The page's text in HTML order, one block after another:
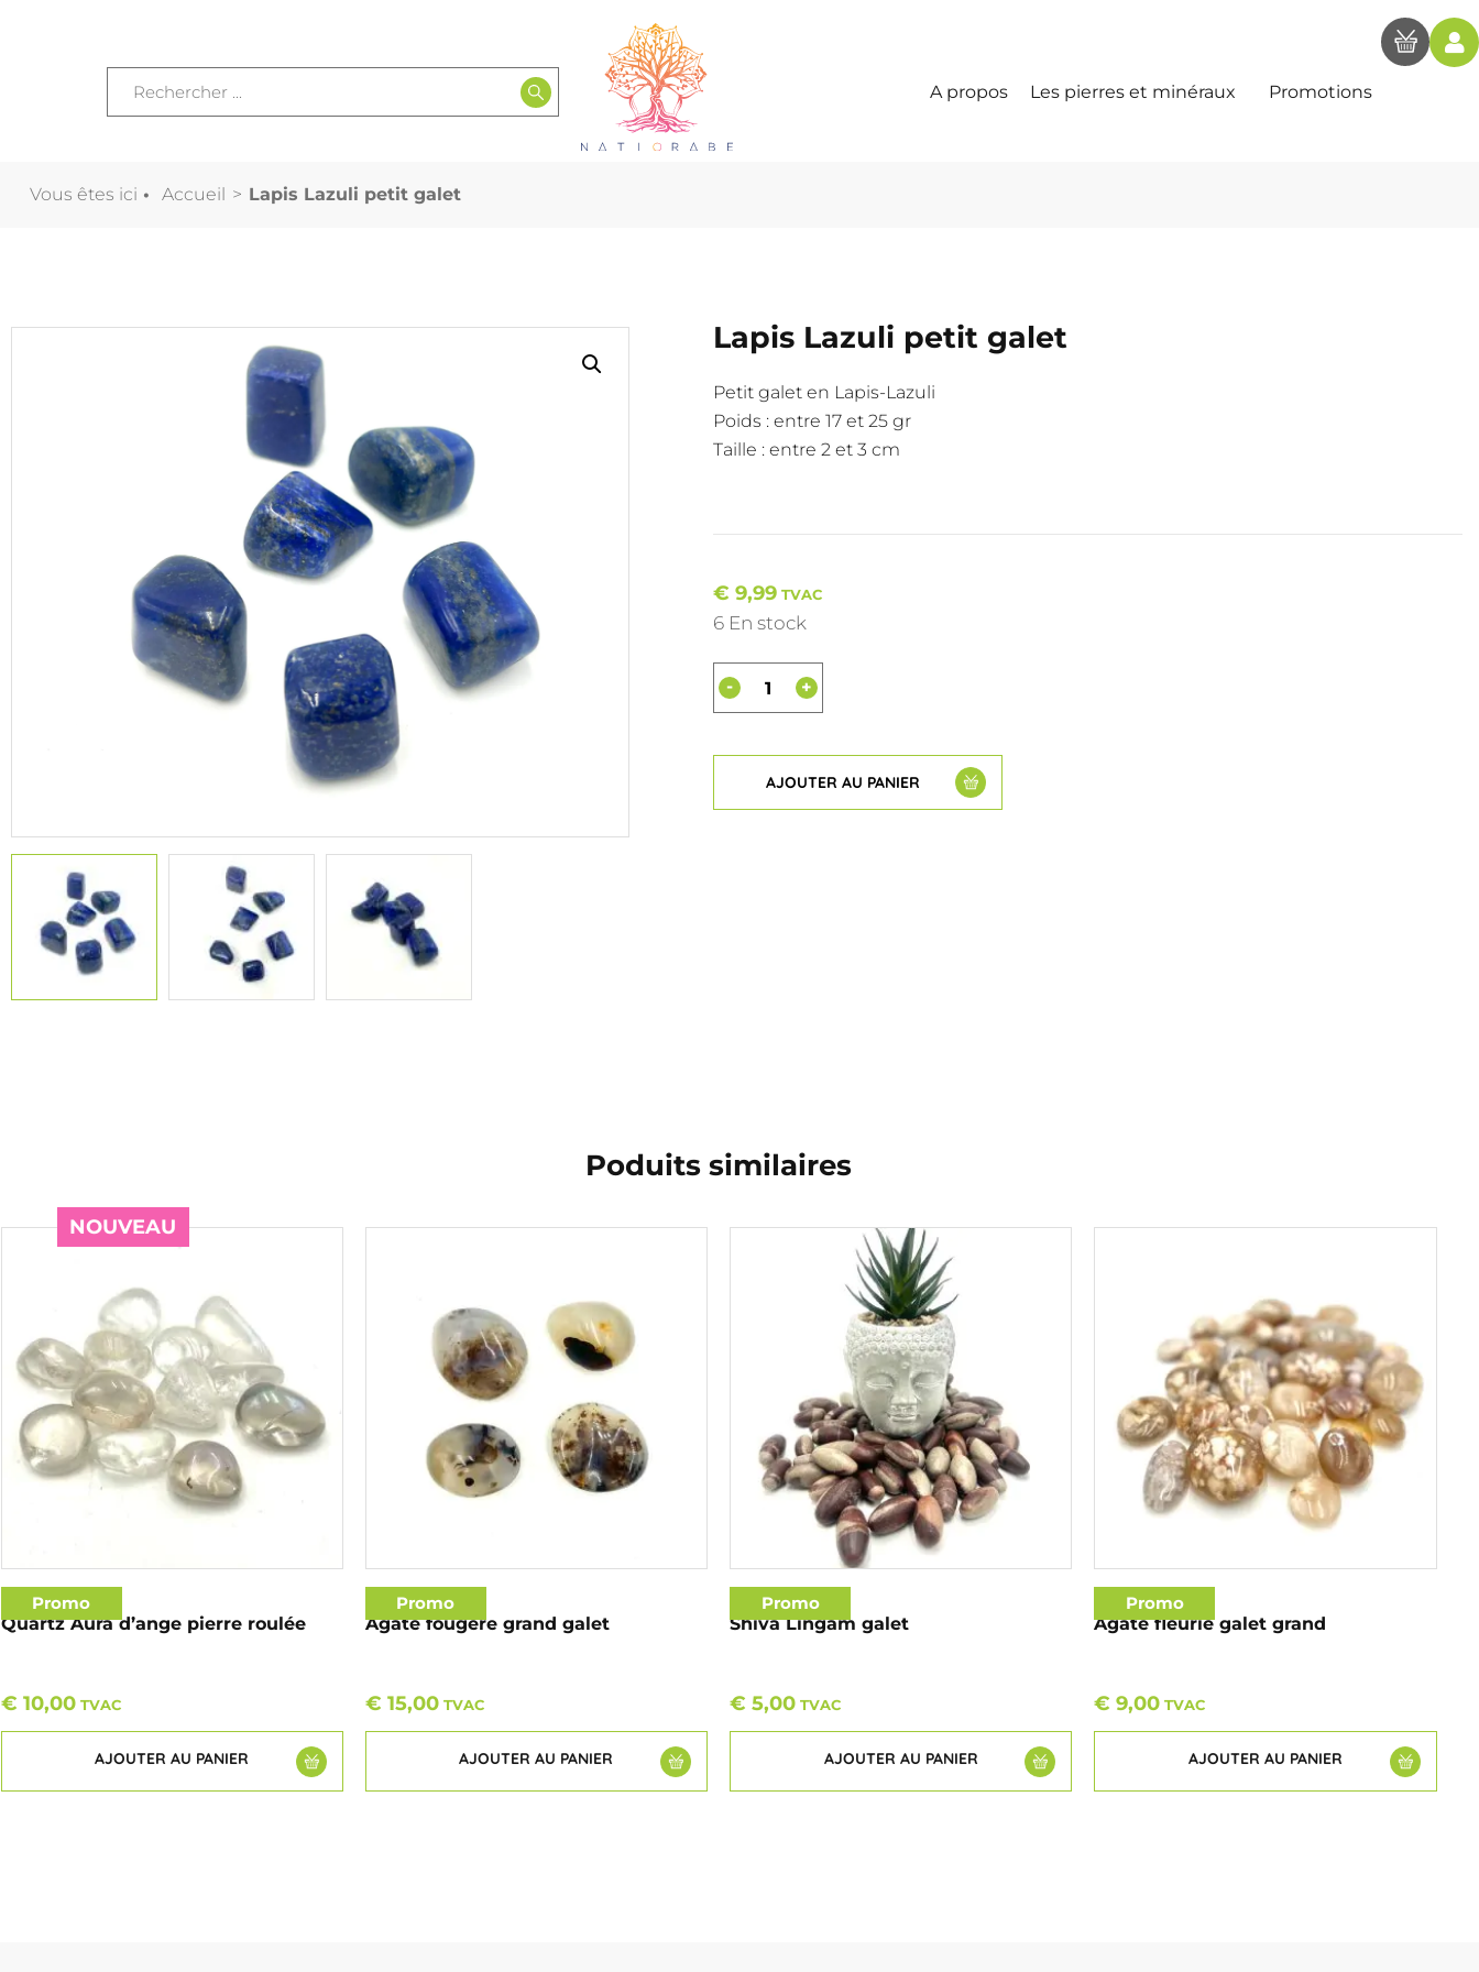
A propos Les pierres et minéraux Promotions
Vous êtes ici • Accueil > Lapis Lazuli petit galet
Lapis Lazuli petit galet
Petit galet en Lapis-Lazuli
Poids : entre 17 et 25 gr
Taille : entre 2 et 3 cm
€ 9,99TVAC
6 En stock
+
-
AJOUTER AU PANIER
Poduits similaires
NOUVEAU
NOUVEAU
Promo
Quartz Aura d’ange pierre roulée
€ 10,00TVAC
AJOUTER AU PANIER
Promo
Agate fougère grand galet
€ 15,00TVAC
AJOUTER AU PANIER
Promo
Shiva Lingam galet
€ 5,00 TVAC
AJOUTER AU PANIER
Promo
Agate fleurie galet grand
€ 9,00 TVAC
AJOUTER AU PANIER